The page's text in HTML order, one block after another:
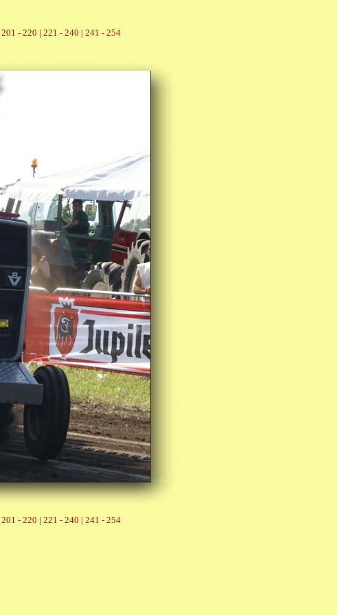
201 - 220 | 221 - 240 | 241 - 254
201 - 220 | 221 - 240 | 241 - 254